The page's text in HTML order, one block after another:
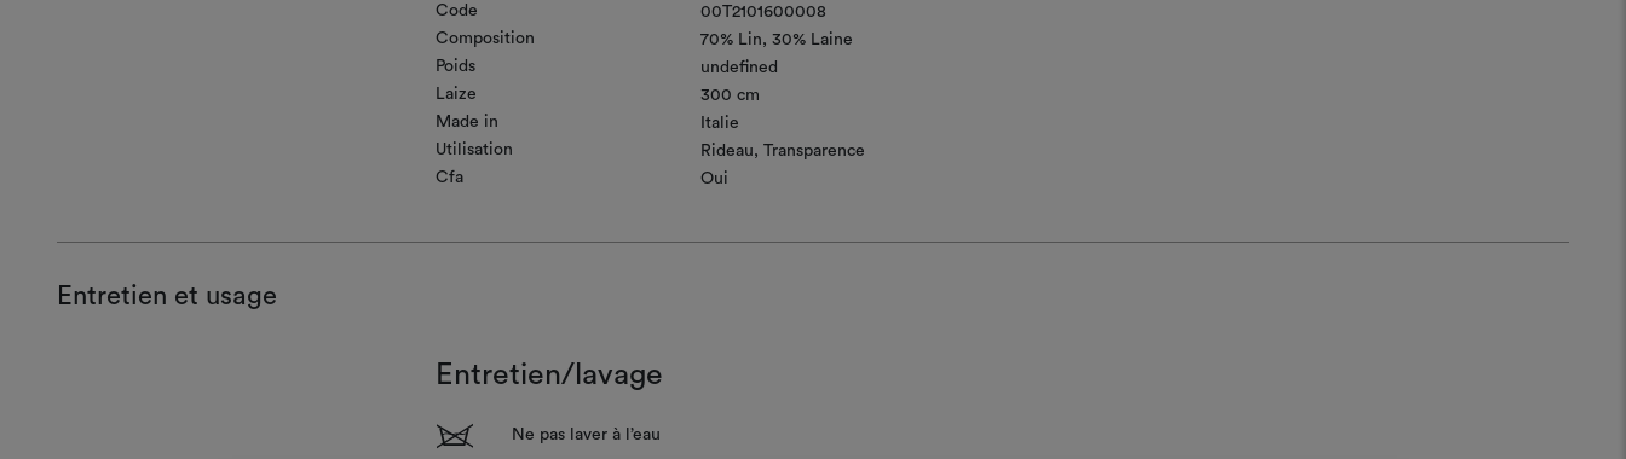
Code
00T2101600008
Composition
70% Lin
30% Laine
Poids
undefined
Laize
300 cm
Made in
Italie
Utilisation
Rideau
Transparence
Cfa
Oui
Entretien et usage
Entretien/lavage
1 Ne pas laver à l’eau